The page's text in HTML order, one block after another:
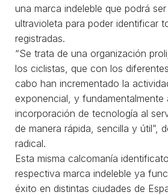
una marca indeleble que podrá
ultravioleta para poder identificar
registradas.
“Se trata de una organización
los ciclistas, que con los
cabo han incrementado la
exponencial, y fundamentalmente
incorporación de tecnología al
de manera rápida, sencilla y útil”,
radical.
Esta misma calcomanía
respectiva marca indeleble ya
éxito en distintas ciudades de